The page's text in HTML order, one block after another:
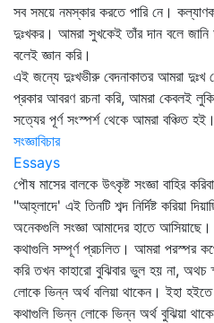
সব সময়ে নমস্কার করতে পারি নে।
দুঃখকর। আমরা সুখকেই তাঁর দান বলে
বলেই জ্ঞান করি।
এই জন্যে দুঃখভীরু বেদনাকাতর আমরা দুঃখ
প্রকার আবরণ রচনা করি, আমরা কেবলই
সত্যের পূর্ণ সংস্পর্শ থেকে আমরা বঞ্চিত হই।
সংজ্ঞাবিচার
Essays
পৌষ মাসের বালকে উৎকৃষ্ট সংজ্ঞা বাহির
"আহ্লাদে' এই তিনটি শব্দ নির্দিষ্ট করিয়া
অনেকগুলি সংজ্ঞা আমাদের হাতে
কথাগুলি সম্পূর্ণ প্রচলিত। আমরা পরস্পর
করি তখন কাহারো বুঝিবার ভুল হয় না, অথচ
লোকে ভিন্ন অর্থ বলিয়া থাকেন। ইহা
কথাগুলি ভিন্ন লোকে ভিন্ন অর্থ বুঝিয়া